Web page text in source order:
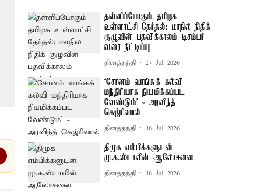
தள்ளிப்போகும் தமிழக
உள்ளாட்சி தேர்தல்: மாநில நிதிக்
குழுவின் பதவிக்காலம் டிசம்பர்
வரை நீட்டிப்பு
தினத்தந்தி 27 Jul 2026
‘சோனம் வாங்சுக் கல்வி
மந்திரியாக நியமிக்கப்பட
வேண்டும்’ - அரவிந்த்
கெஜ்ரிவால்
தினத்தந்தி 16 Jul 2026
திமுக எம்பிக்களுடன்
மு.க.ஸ்டாலின் ஆலோசனை
தினத்தந்தி 16 Jul 2026